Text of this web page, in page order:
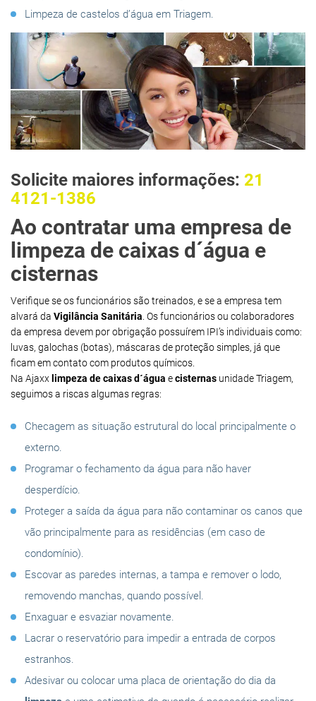
Limpeza de castelos d’água em Triagem.
Solicite maiores informações: 21
4121-1386
Ao contratar uma empresa de
limpeza de caixas d´água e
cisternas
Verifique se os funcionários são treinados, e se a empresa tem
alvará da Vigilância Sanitária . Os funcionários ou colaboradores
da empresa devem por obrigação possuírem IPI’s individuais como:
luvas, galochas (botas), máscaras de proteção simples, já que
ficam em contato com produtos químicos.
Na Ajaxx limpeza de caixas d´água ecisternas unidade Triagem,
seguimos a riscas algumas regras:
Checagem as situação estrutural do local principalmente o
externo.
Programar o fechamento da água para não haver
desperdício.
Proteger a saída da água para não contaminar os canos que
vão principalmente para as residências (em caso de
condomínio).
Escovar as paredes internas, a tampa e remover o lodo,
removendo manchas, quando possível.
Enxaguar e esvaziar novamente.
Lacrar o reservatório para impedir a entrada de corpos
estranhos.
Adesivar ou colocar uma placa de orientação do dia da